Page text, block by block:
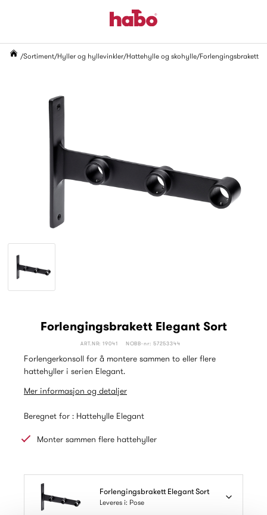
Sortiment Hyller og hyllevinkler Hattehylle og skohylle Forlengingsbrakett
Forlengingsbrakett Elegant Sort
ART.NR: 19041 NOBB-nr: 57253344
Forlengerkonsoll for å montere sammen to eller flere
hattehyller i serien Elegant.
Mer informasjon og detaljer
Beregnet for : Hattehylle Elegant
Monter sammen flere hattehyller
Forlengingsbrakett Elegant Sort
Leveres i: Pose